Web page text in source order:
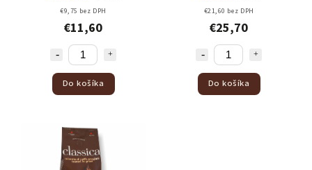
€9,75 bez DPH
€11,60
Do košíka
€21,60 bez DPH
€25,70
Do košíka